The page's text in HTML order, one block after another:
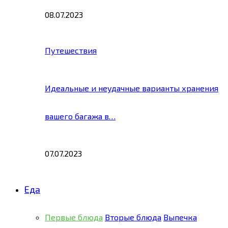
08.07.2023
Путешествия
Идеальные и неудачные варианты хранения
вашего багажа в…
07.07.2023
Еда
Первые блюда Вторые блюда Выпечка